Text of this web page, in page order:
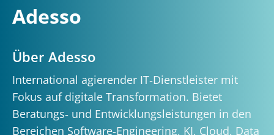
Adesso
Über Adesso
International agierender IT‑Dienstleister mit
Fokus auf digitale Transformation. Bietet
Beratungs‑ und Entwicklungsleistungen in den
Bereichen Software‑Engineering, KI, Cloud, Data